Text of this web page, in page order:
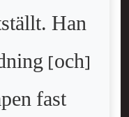
Han
[och]
fast